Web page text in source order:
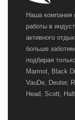
Наша компания
работы в
активного
больше
подбирая
Marmot, Black
VauDe, Deuter,
Head, Scott,